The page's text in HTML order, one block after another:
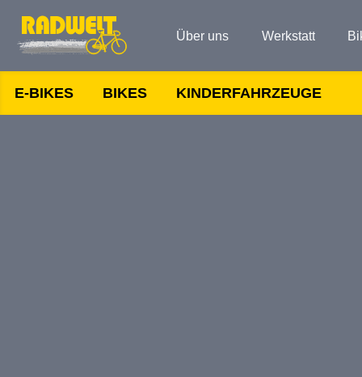
Über uns Werkstatt
E-BIKES BIKES KINDERFAHRZEUGE